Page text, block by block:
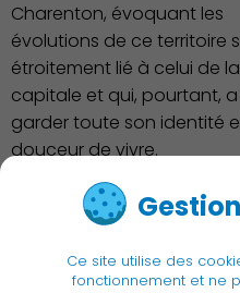
Ce site utilise des
fonctionnement et ne
Charenton, évoquant les
évolutions de ce territoire
étroitement lié à celui de la
capitale et qui, pourtant, a
garder toute son identité
douceur de vivre.
Voir le livret